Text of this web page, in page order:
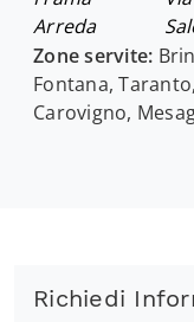
Arreda
Zone servite:
Fontana,
Carovigno,
Richiedi